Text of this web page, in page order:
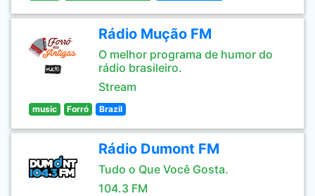
Rádio Mução FM
O melhor programa de humor do
rádio brasileiro.
Stream
music Forró Brazil
Rádio Dumont FM
Tudo o Que Você Gosta.
104.3 FM